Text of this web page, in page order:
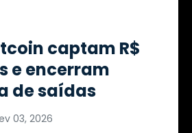
captam R$
e encerram
de saídas
03, 2026